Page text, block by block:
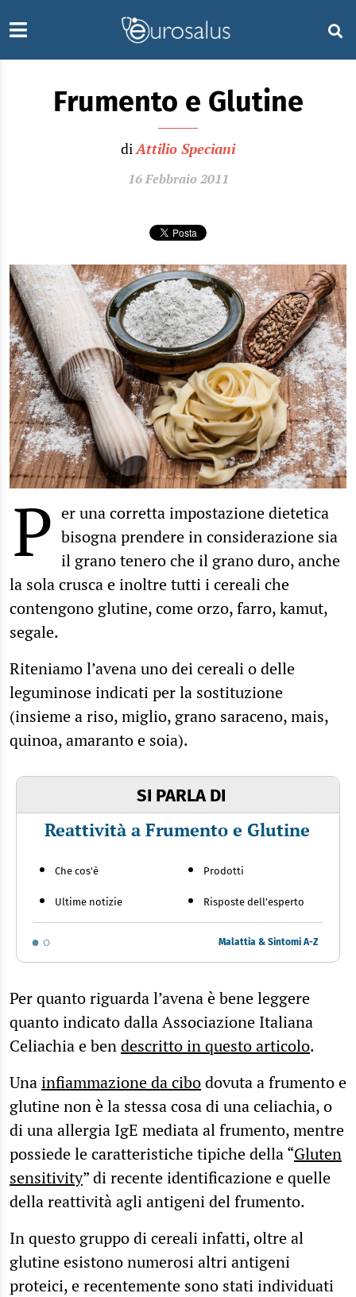
Frumento e Glutine
diAttilio Speciani
16 Febbraio 2011
P er una corretta impostazione dietetica
bisogna prendere in considerazione sia
il grano tenero che il grano duro, anche
la sola crusca e inoltre tutti i cereali che
contengono glutine, come orzo, farro, kamut,
segale.
Riteniamo l’avena uno dei cereali o delle
leguminose indicati per la sostituzione
(insieme a riso, miglio, grano saraceno, mais,
quinoa, amaranto e soia).
SI PARLA DI
Reattività a Frumento e Glutine
Che cos'è
Ultime notizie
Prodotti
Risposte dell'esperto
Malattia & Sintomi A-Z
Per quanto riguarda l’avena è bene leggere
quanto indicato dalla Associazione Italiana
Celiachia e bendescritto in questo articolo.
Unainfiammazione da cibodovuta a frumento e
glutine non è la stessa cosa di una celiachia, o
di una allergia IgE mediata al frumento, mentre
possiede le caratteristiche tipiche della “Gluten
sensitivity” di recente identificazione e quelle
della reattività agli antigeni del frumento.
In questo gruppo di cereali infatti, oltre al
glutine esistono numerosi altri antigeni
proteici, e recentemente sono stati individuati